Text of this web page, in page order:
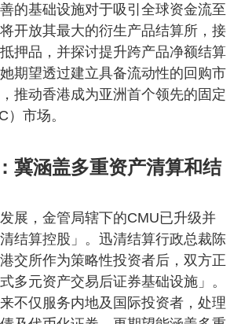
的基础设施对于吸引全球资金流至
开放其最大的衍生产品结算所，接
押品，并探讨提升跨产品净额结算
期望透过建立具备流动性的回购市
推动香港成为亚洲首个领先的固定
市场。
冀涵盖多重资产清算和结
展，金管局辖下的CMU已升级并
结算控股」。迅清结算行政总裁陈
交所作为策略性投资者后，双方正
多元资产交易后证券基础设施」。
不仅服务内地及国际投资者，处理